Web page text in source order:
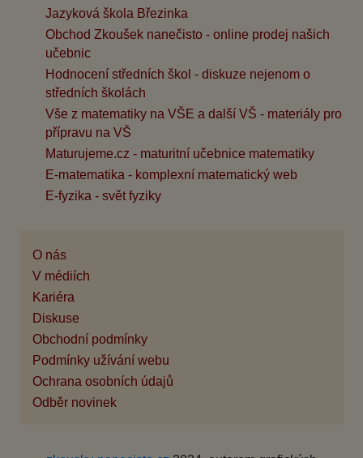
Jazyková škola Březinka
Obchod Zkoušek nanečisto - online prodej našich
učebnic
Hodnocení středních škol - diskuze nejenom o
středních školách
Vše z matematiky na VŠE a další VŠ - materiály pro
přípravu na VŠ
Maturujeme.cz - maturitní učebnice matematiky
E-matematika - komplexní matematický web
E-fyzika - svět fyziky
O nás
V médiích
Kariéra
Diskuse
Obchodní podmínky
Podmínky užívání webu
Ochrana osobních údajů
Odběr novinek